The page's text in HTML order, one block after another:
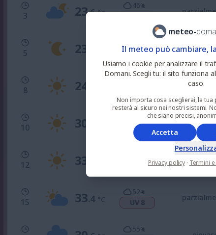
3 23.6°C
46%
5 23 UV 0
8 24
10 30 UV 4
12 33
15 33.4°C
52%
UV 8
55%
meteo-
Il meteo può cambiare,
Usiamo i cookie per analizzare il
Domani. Scegli tu: il sito funziona
caso.
Non importa cosa sceglierai, la tua
resterà al sicuro nei nostri sistemi.
che siano precisi,
Accetta
Privacy policy · Termini